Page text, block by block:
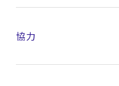
協力